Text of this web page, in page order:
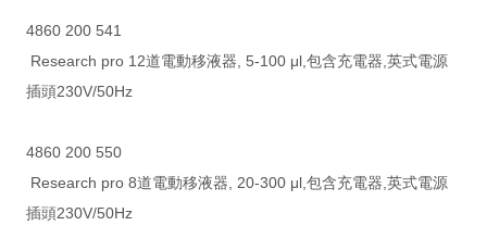
4860 200 541
Research pro 12道電動移液器, 5-100 μl,包含充電器,英式電源
插頭230V/50Hz
4860 200 550
Research pro 8道電動移液器, 20-300 μl,包含充電器,英式電源
插頭230V/50Hz